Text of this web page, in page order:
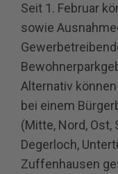
Seit 1. Februar
sowie
Alternativ
bei einem
(Mitte, Nord, Ost,
Degerloch,
Zuffenhausen